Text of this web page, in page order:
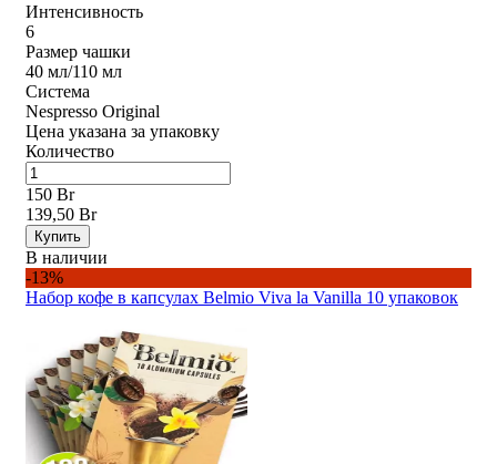
Интенсивность
6
Размер чашки
40 мл/110 мл
Система
Nespresso Original
Цена указана за упаковку
Количество
150 Br
139,50 Br
Купить
В наличии
-13%
Набор кофе в капсулах Belmio Viva la Vanilla 10 упаковок